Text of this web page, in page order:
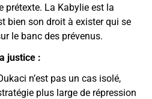
prétexte. La Kabylie est la
bien son droit à exister qui se
le banc des prévenus.
justice :
n’est pas un cas isolé,
plus large de répression